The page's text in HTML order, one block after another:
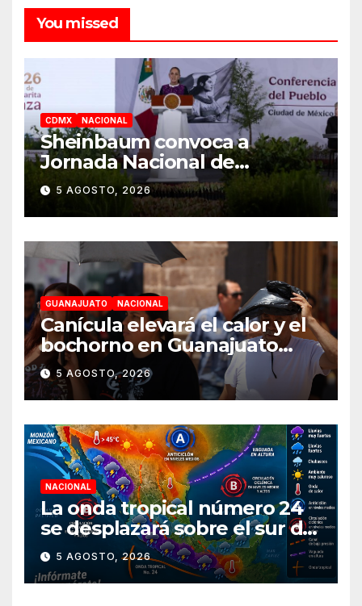
You missed
CDMX NACIONAL
Sheinbaum convoca a
Jornada Nacional de
Reforestación el 9 de agosto
5 AGOSTO, 2026
GUANAJUATO NACIONAL
Canícula elevará el calor y el
bochorno en Guanajuato
durante agosto
5 AGOSTO, 2026
NACIONAL
La onda tropical número 24
se desplazará sobre el sur del
territorio nacional
5 AGOSTO, 2026